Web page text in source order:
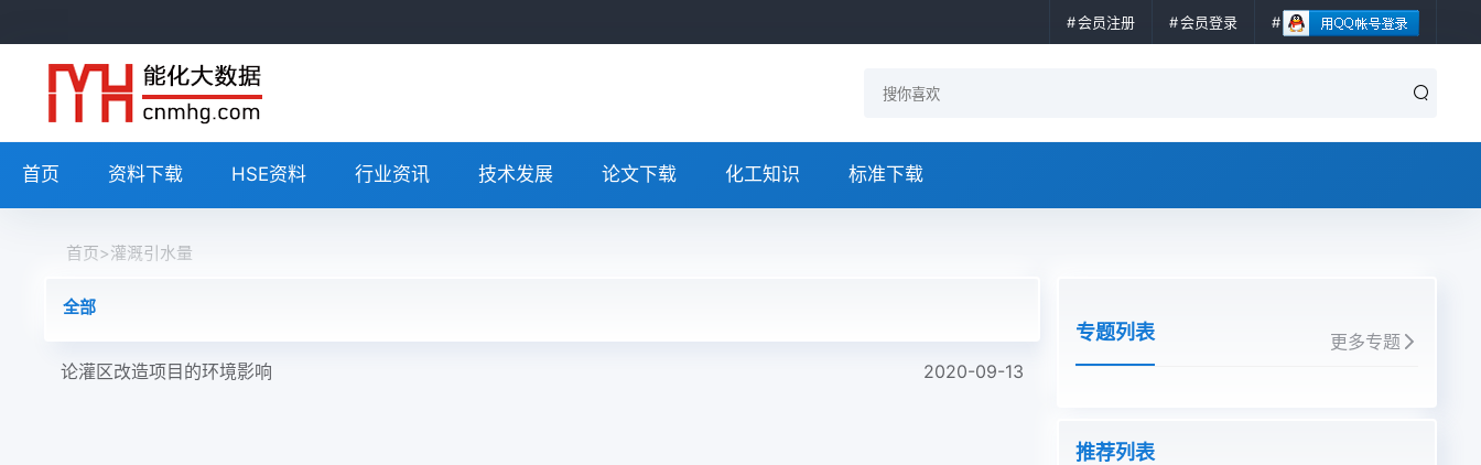
会员注册 会员登录
首页 资料下载 HSE资料 行业资讯 技术发展 论文下载 化工知识 标准下载
首页>灌溉引水量
全部
论灌区改造项目的环境影响 2020-09-13
专题列表 更多专题
推荐列表